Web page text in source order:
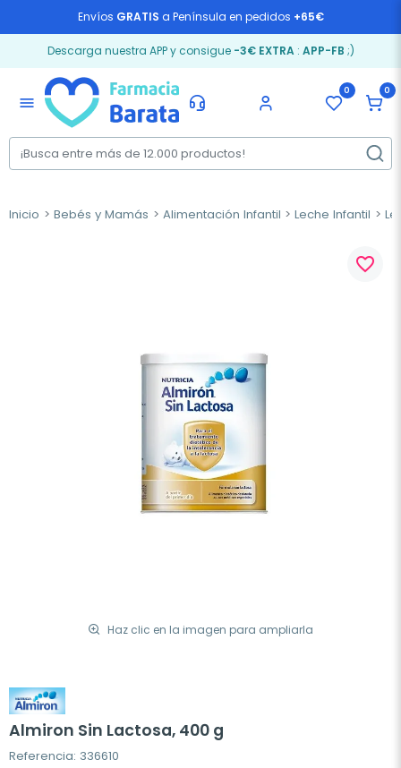
Envíos GRATIS a Península en pedidos +65€
Descarga nuestra APP y consigue -3€ EXTRA: APP-FB ;)
menu
0 0
Inicio Bebés y Mamás Alimentación Infantil Leche Infantil
Haz clic en la imagen para ampliarla
favorite_border
Almiron Sin Lactosa, 400 g
Referencia: 336610